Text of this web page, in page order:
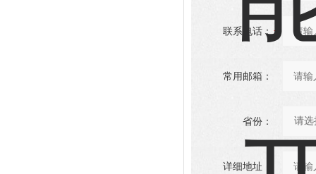
联系电话：
常用邮箱：
省份：
详细地址：